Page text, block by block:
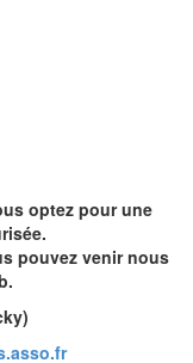
optez pour une
pouvez venir nous